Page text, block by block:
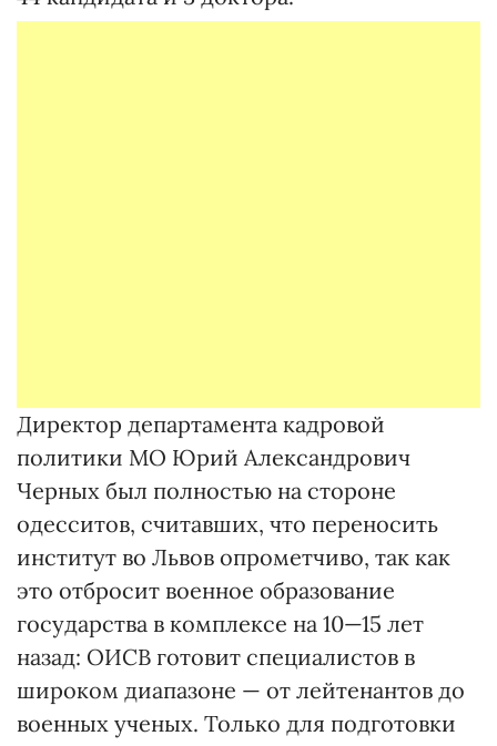
Директор департамента кадровой
политики МО Юрий Александрович
Черных был полностью на стороне
одесситов, считавших, что переносить
институт во Львов опрометчиво, так как
это отбросит военное образование
государства в комплексе на 10—15 лет
назад: ОИСВ готовит специалистов в
широком диапазоне — от лейтенантов до
военных ученых. Только для подготовки